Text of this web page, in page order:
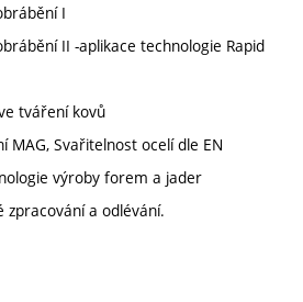
I
II -aplikace technologie Rapid
tváření kovů
MAG, Svařitelnost ocelí dle EN
výroby forem a jader
zpracování a odlévání.